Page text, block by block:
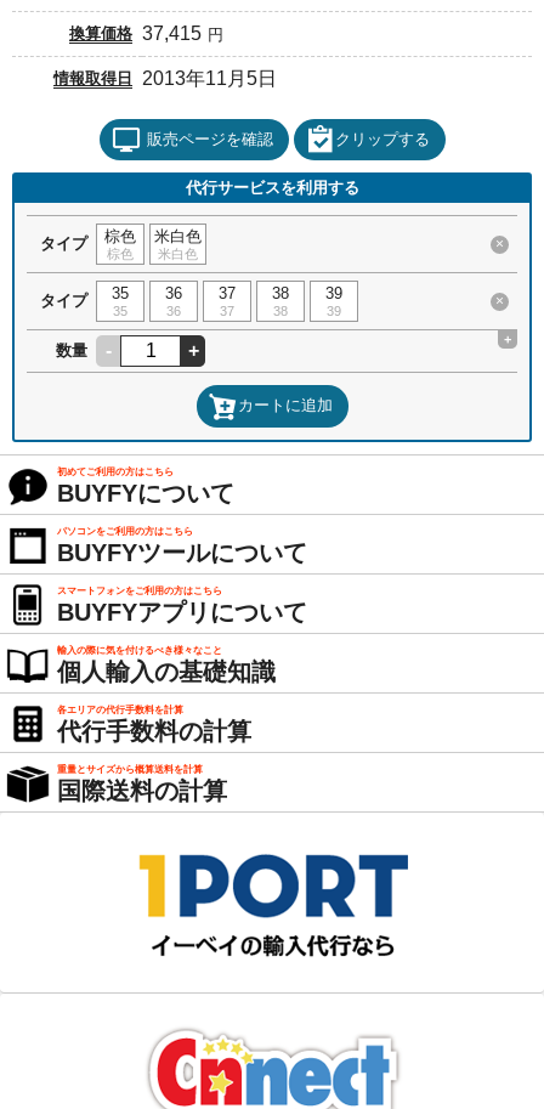
換算価格 37,415 円
情報取得日 2013年11月5日
販売ページを確認 クリップする
代行サービスを利用する
タイプ 棕色
棕色
米白色
米白色
×
タイプ 35
35
36
36
37
37
38
38
39
39
×
数量 - +
+
カートに追加
初めてご利用の方はこちら
BUYFYについて
パソコンをご利用の方はこちら
BUYFYツールについて
スマートフォンをご利用の方はこちら
BUYFYアプリについて
輸入の際に気を付けるべき様々なこと
個人輸入の基礎知識
各エリアの代行手数料を計算
代行手数料の計算
重量とサイズから概算送料を計算
国際送料の計算